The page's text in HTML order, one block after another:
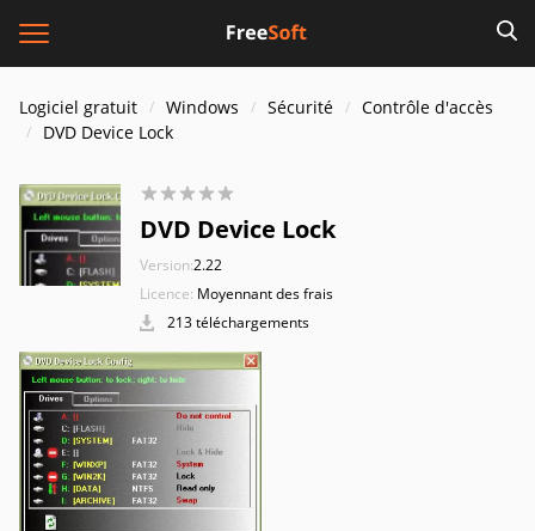
Logiciel gratuit Windows Sécurité
Contrôle d'accès
DVD Device Lock
DVD Device Lock
Version:2.22
Licence: Moyennant des frais
213 téléchargements